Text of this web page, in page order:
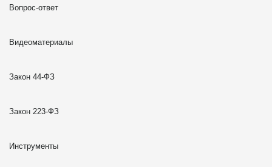
Вопрос-ответ
Видеоматериалы
Закон 44-ФЗ
Закон 223-ФЗ
Инструменты